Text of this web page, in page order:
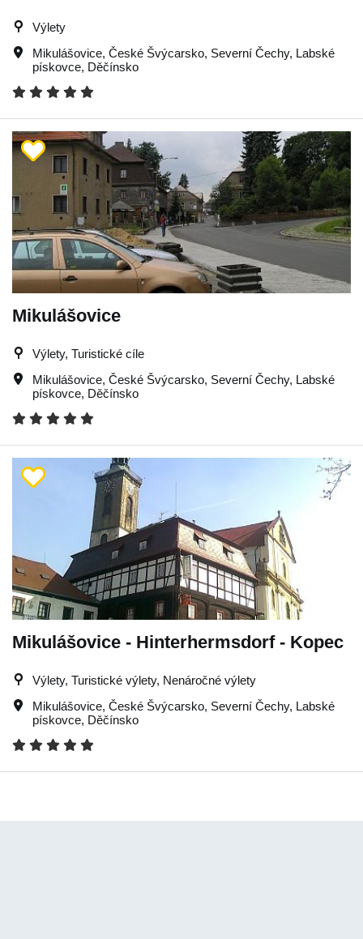
Výlety
Mikulášovice, České Švýcarsko, Severní Čechy, Labské
pískovce, Děčínsko
Mikulášovice
Výlety, Turistické cíle
Mikulášovice, České Švýcarsko, Severní Čechy, Labské
pískovce, Děčínsko
Mikulášovice - Hinterhermsdorf - Kopec
Výlety, Turistické výlety, Nenáročné výlety
Mikulášovice, České Švýcarsko, Severní Čechy, Labské
pískovce, Děčínsko